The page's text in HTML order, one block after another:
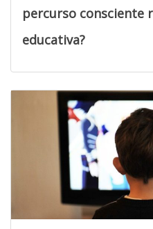
percurso consciente
educativa?